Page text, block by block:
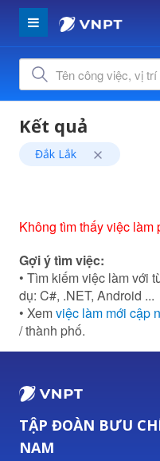
Đắk Lắk
Không tìm thấy việc
Gợi ý tìm việc:
• Tìm kiếm việc làm với
dụ: C#, .NET, Android ...
• Xemviệc làm mới cập
/ thành phố.
TẬP ĐOÀN BƯU
NAM